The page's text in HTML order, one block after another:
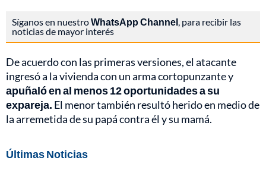
Síganos en nuestroWhatsApp Channel, para recibir las
noticias de mayor interés
De acuerdo con las primeras versiones, el atacante
ingresó a la vivienda con un arma cortopunzante y
apuñaló en al menos 12 oportunidades a su
expareja. El menor también resultó herido en medio de
la arremetida de su papá contra él y su mamá.
Últimas Noticias